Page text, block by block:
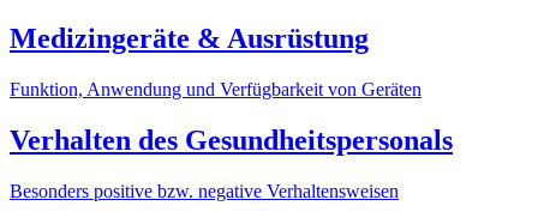
Medizingeräte & Ausrüstung
Funktion, Anwendung und Verfügbarkeit von Geräten
Verhalten des Gesundheitspersonals
Besonders positive bzw. negative Verhaltensweisen